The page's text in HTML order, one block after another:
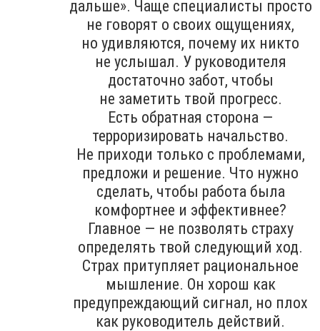
дальше». Чаще специалисты просто
не говорят о своих ощущениях,
но удивляются, почему их никто
не услышал. У руководителя
достаточно забот, чтобы
не заметить твой прогресс.
Есть обратная сторона —
терроризировать начальство.
Не приходи только с проблемами,
предложи и решение. Что нужно
сделать, чтобы работа была
комфортнее и эффективнее?
Главное — не позволять страху
определять твой следующий ход.
Страх притупляет рациональное
мышление. Он хорош как
предупреждающий сигнал, но плох
как руководитель действий.